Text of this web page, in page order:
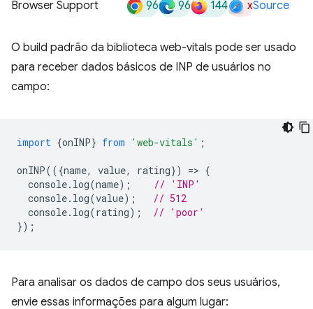
Browser Support 96 96 144 xSource
O build padrão da biblioteca web-vitals pode ser usado
para receber dados básicos de INP de usuários no
campo:
import {onINP} from 'web-vitals' ;
onINP(({name, value, rating}) => {
console. log(name);
// 'INP'
console. log(value);
// 512
console. log(rating);
// 'poor'
});
Para analisar os dados de campo dos seus usuários,
envie essas informações para algum lugar: